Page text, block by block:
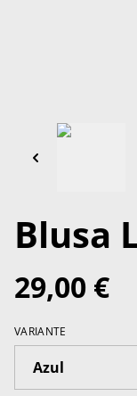
Blusa
29,00 €
VARIANTE